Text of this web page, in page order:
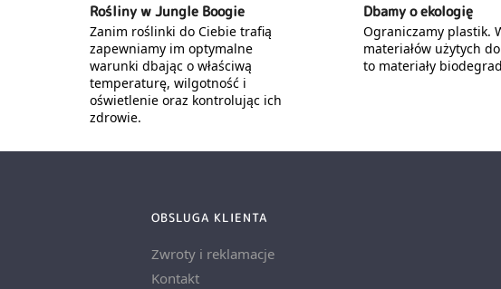
Rośliny w Jungle Boogie
Zanim roślinki do Ciebie trafią
zapewniamy im optymalne
warunki dbając o właściwą
temperaturę, wilgotność i
oświetlenie oraz kontrolując ich
zdrowie.
Dbamy o ekologię
Ograniczamy plastik.
materiałów użytych
to materiały
OBSLUGA KLIENTA
Zwroty i reklamacje
Kontakt